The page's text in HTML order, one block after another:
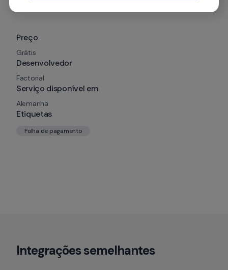
Preço
Grátis
Desenvolvedor
Factorial
Serviço disponível em
Alemanha
Etiquetas
Folha de pagamento
Integrações semelhantes